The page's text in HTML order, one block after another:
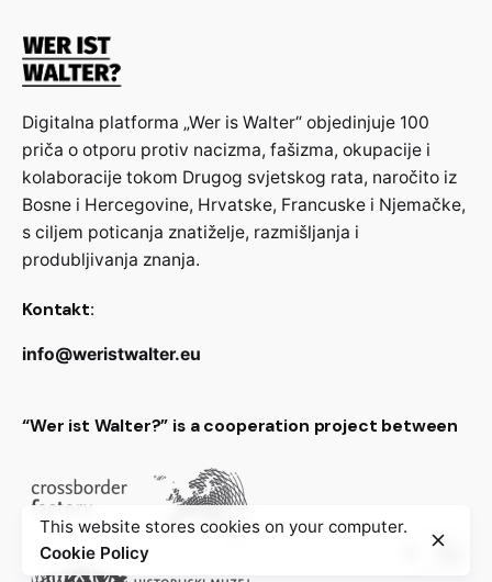
Digitalna platforma „Wer is Walter“ objedinjuje 100
priča o otporu protiv nacizma, fašizma, okupacije i
kolaboracije tokom Drugog svjetskog rata, naročito iz
Bosne i Hercegovine, Hrvatske, Francuske i Njemačke,
s ciljem poticanja znatiželje, razmišljanja i
produbljivanja znanja.
Kontakt:
info@weristwalter.eu
“Wer ist Walter?” is a cooperation project between
This website stores cookies on your computer.
Cookie Policy